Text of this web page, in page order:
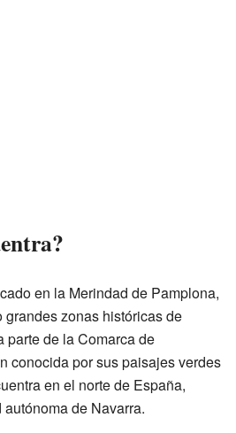
en la Merindad de Pamplona,
zonas históricas de
parte de la Comarca de
conocida por sus paisajes verdes
en el norte de España,
de Navarra.